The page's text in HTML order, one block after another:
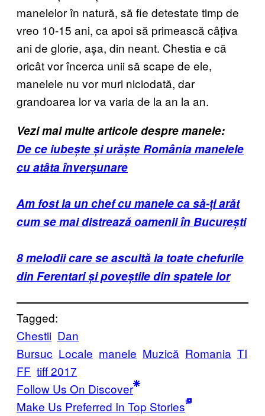
manelelor în natură, să fie detestate timp de
vreo 10-15 ani, ca apoi să primească câțiva
ani de glorie, așa, din neant. Chestia e că
oricât vor încerca unii să scape de ele,
manelele nu vor muri niciodată, dar
grandoarea lor va varia de la an la an.
Vezi mai multe articole despre manele:
De ce iubește și urăște România manelele
cu atâta înverșunare
Am fost la un chef cu manele ca să-ți arăt
cum se mai distrează oamenii în București
8 melodii care se ascultă la toate chefurile
din Ferentari și poveștile din spatele lor
Tagged:
Chestii Dan
Bursuc Locale manele Muzică Romania TI
FF tiff 2017
Follow Us On Discover
Make Us Preferred In Top Stories